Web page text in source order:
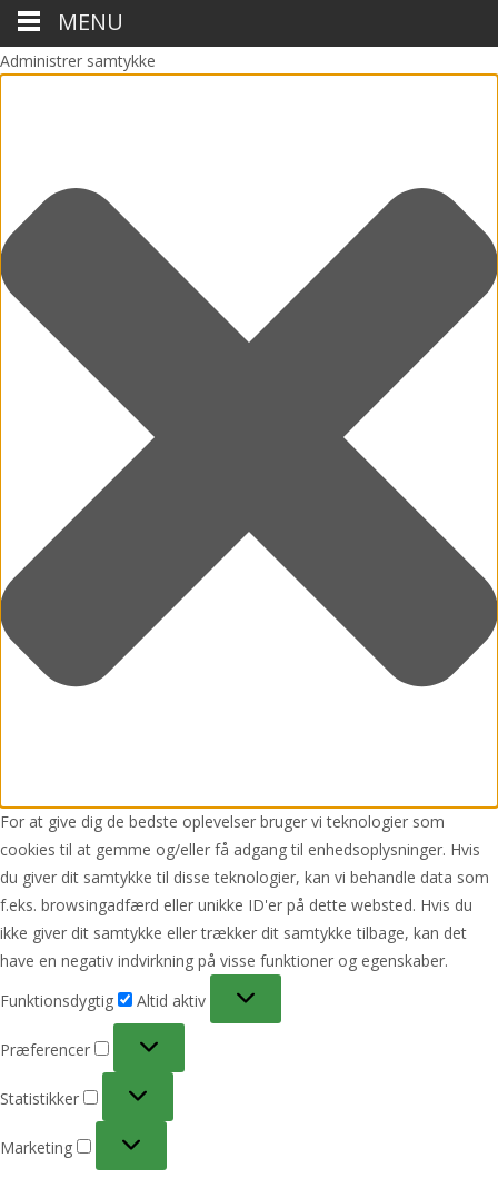
Administrer samtykke
For at give dig de bedste oplevelser bruger vi teknologier som
cookies til at gemme og/eller få adgang til enhedsoplysninger. Hvis
du giver dit samtykke til disse teknologier, kan vi behandle data som
f.eks. browsingadfærd eller unikke ID'er på dette websted. Hvis du
ikke giver dit samtykke eller trækker dit samtykke tilbage, kan det
have en negativ indvirkning på visse funktioner og egenskaber.
Funktionsdygtig
Altid aktiv
Præferencer
Statistikker
Marketing
MENU